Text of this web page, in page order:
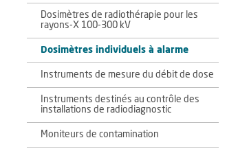
Dosimètres de radiothérapie pour les
rayons-X 100-300 kV
Dosimètres individuels à alarme
Instruments de mesure du débit de dose
Instruments destinés au contrôle des
installations de radiodiagnostic
Moniteurs de contamination